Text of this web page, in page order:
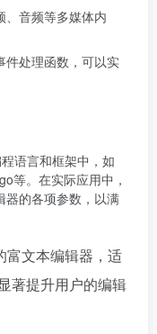
、音频等多媒体内
件处理函数，可以实
语言和框架中，如
等。在实际应用中，
器的各项参数，以满
富文本编辑器，适
著提升用户的编辑